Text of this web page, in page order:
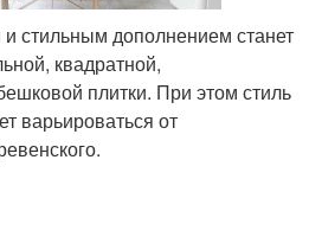
стильным дополнением станет
квадратной,
плитки. При этом стиль
варьироваться от